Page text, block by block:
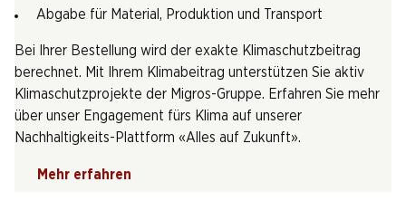
Abgabe für Material, Produktion und Transport
Bei Ihrer Bestellung wird der exakte Klimaschutzbeitrag
berechnet. Mit Ihrem Klimabeitrag unterstützen Sie aktiv
Klimaschutzprojekte der Migros-Gruppe. Erfahren Sie mehr
über unser Engagement fürs Klima auf unserer
Nachhaltigkeits-Plattform «Alles auf Zukunft».
Mehr erfahren